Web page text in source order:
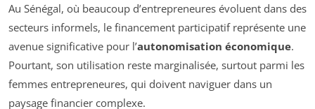
Au Sénégal, où beaucoup d’entrepreneures évoluent dans des
secteurs informels, le financement participatif représente une
avenue significative pour l’autonomisation économique.
Pourtant, son utilisation reste marginalisée, surtout parmi les
femmes entrepreneures, qui doivent naviguer dans un
paysage financier complexe.